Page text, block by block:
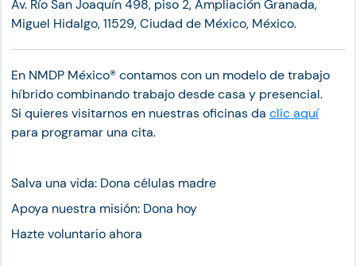
Av. Río San Joaquín 498, piso 2, Ampliación Granada,
Miguel Hidalgo, 11529, Ciudad de México, México.
En NMDP México®︎ contamos con un modelo de trabajo
híbrido combinando trabajo desde casa y presencial.
Si quieres visitarnos en nuestras oficinas da clic aquí
para programar una cita.
Salva una vida: Dona células madre
Apoya nuestra misión: Dona hoy
Hazte voluntario ahora